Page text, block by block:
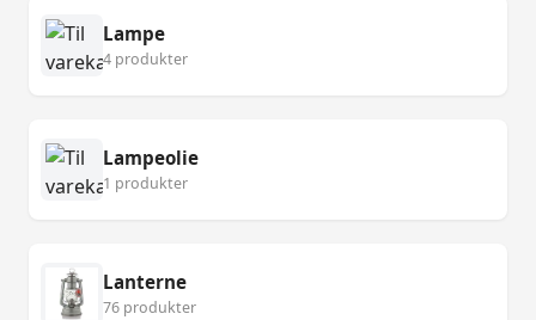
Lampe
4 produkter
Lampeolie
1 produkter
Lanterne
76 produkter